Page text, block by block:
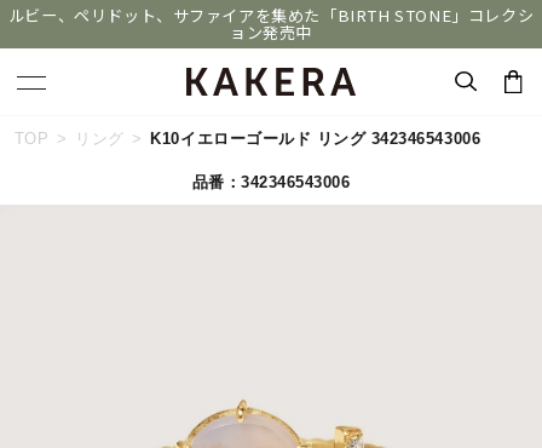
ルビー、ペリドット、サファイアを集めた「BIRTH STONE」コレクシ
ョン発売中
キーワードで検索する
TOP リング K10イエローゴールド リング 342346543006
品番：342346543006